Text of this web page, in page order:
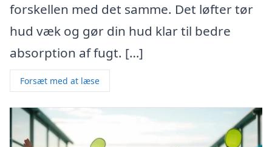
forskellen med det samme. Det løfter tør
hud væk og gør din hud klar til bedre
absorption af fugt. […]
Forsæt med at læse